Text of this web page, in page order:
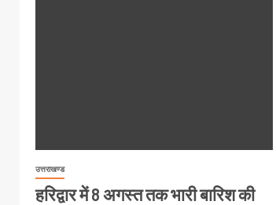
उत्तराखण्ड
हरिद्वार में 8 अगस्त तक भारी बारिश की